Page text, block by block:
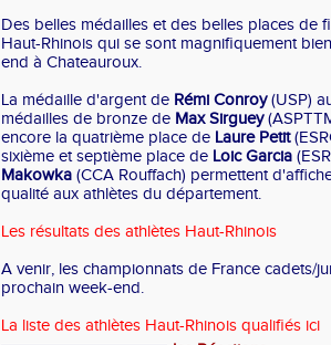
Des belles médailles et des belles places de
Haut-Rhinois qui se sont magnifiquement
end à Chateauroux.
La médaille d'argent de Rémi Conroy(USP)
médailles de bronze de Max Sirguey
encore la quatrième place de Laure Petit
sixième et septième place de Loic Garcia
Makowka (CCA Rouffach) permettent
qualité aux athlètes du département.
Les résultats des athlètes Haut-Rhinois
A venir, les championnats de France cadets/
prochain week-end.
La liste des athlètes Haut-Rhinois qualifiés ici